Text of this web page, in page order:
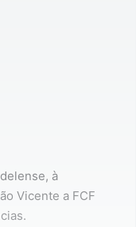
à
Vicente a FCF